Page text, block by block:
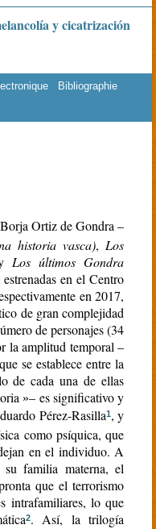
y cicatrización
Bibliographie
Ortiz de Gondra –
historia vasca),Los
Los últimos Gondra
en el Centro
en 2017,
de gran complejidad
de personajes (34
la amplitud temporal –
se establece entre la
de cada una de ellas
»– es significativo y
Pérez-Rasilla1, y
como psíquica, que
en el individuo. A
familia materna, el
que el terrorismo
intrafamiliares, lo que
2. Así, la trilogía